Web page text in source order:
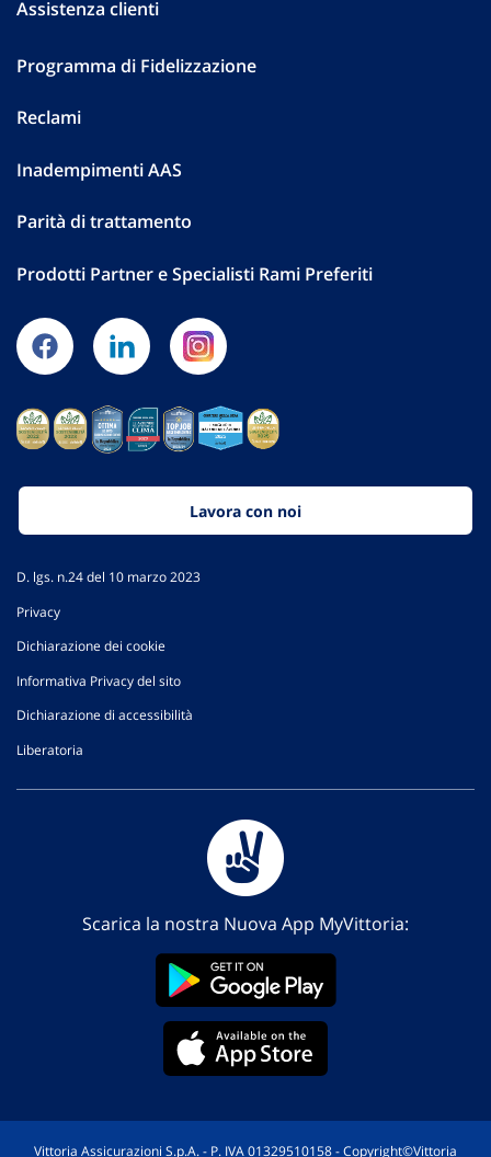
Assistenza clienti
Programma di Fidelizzazione
Reclami
Inadempimenti AAS
Parità di trattamento
Prodotti Partner e Specialisti Rami Preferiti
Lavora con noi
D. lgs. n.24 del 10 marzo 2023
Privacy
Dichiarazione dei cookie
Informativa Privacy del sito
Dichiarazione di accessibilità
Liberatoria
Scarica la nostra Nuova App MyVittoria:
Vittoria Assicurazioni S.p.A. - P. IVA 01329510158 - Copyright©Vittoria